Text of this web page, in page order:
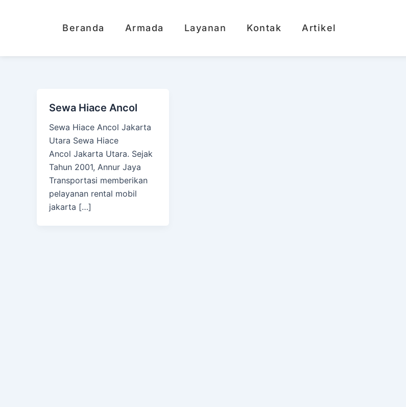
Beranda Armada Layanan Kontak Artikel
Sewa Hiace Ancol
Sewa Hiace Ancol Jakarta
Utara Sewa Hiace
Ancol Jakarta Utara. Sejak
Tahun 2001, Annur Jaya
Transportasi memberikan
pelayanan rental mobil
jakarta […]